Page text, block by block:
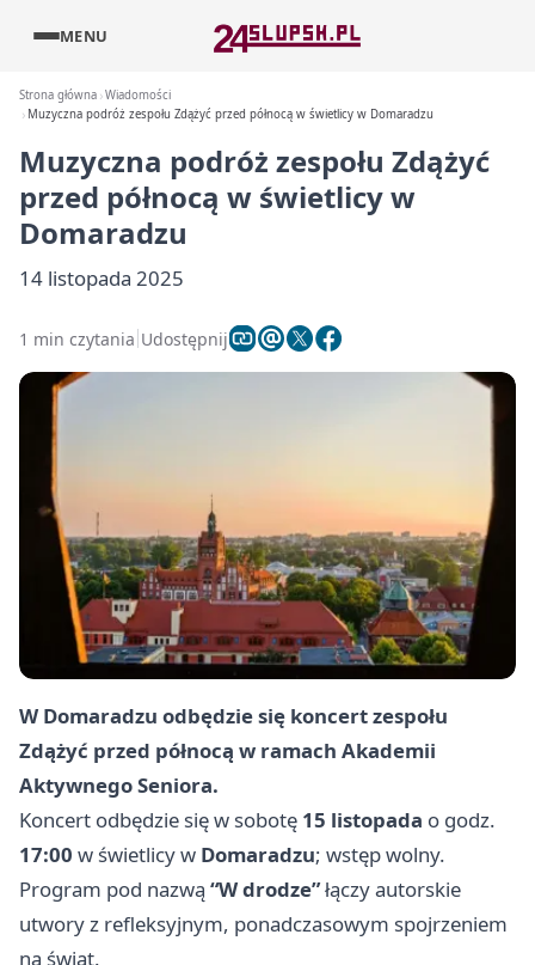
MENU
Strona główna Wiadomości
Muzyczna podróż zespołu Zdążyć przed północą w świetlicy w Domaradzu
Muzyczna podróż zespołu Zdążyć
przed północą w świetlicy w
Domaradzu
14 listopada 2025
1 min czytania Udostępnij
W Domaradzu odbędzie się koncert zespołu
Zdążyć przed północą w ramach Akademii
Aktywnego Seniora.
Koncert odbędzie się w sobotę 15 listopada o godz.
17:00 w świetlicy w Domaradzu; wstęp wolny.
Program pod nazwą “W drodze”łączy autorskie
utwory z refleksyjnym, ponadczasowym spojrzeniem
na świat.